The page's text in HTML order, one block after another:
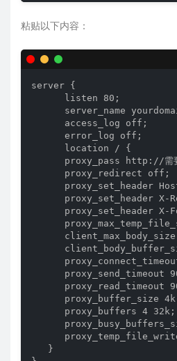
粘贴以下内容：
server {
      listen 80;
server_name
      access_log off;
      error_log off;
      location / {
proxy_pass http://需
      proxy_redirect off;
proxy_set_header
proxy_set_header X-
proxy_set_header X-
client_max_body_size
proxy_send_timeout
proxy_read_timeout
proxy_buffer_size
      proxy_buffers 4 32k;
   }